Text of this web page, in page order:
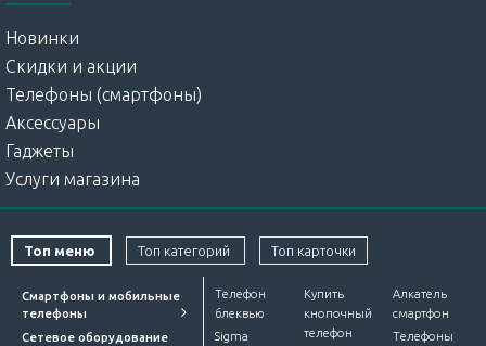
Новинки
Скидки и акции
Телефоны (смартфоны)
Аксессуары
Гаджеты
Услуги магазина
Топ меню Топ категорий Топ карточки
Смартфоны и мобильные
телефоны
Сетевое оборудование
Телефон
блеквью
Sigma
Купить
кнопочный
телефон
Алкатель
смартфон
Телефоны